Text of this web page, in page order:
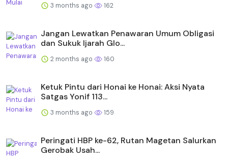
3 months ago 162
Jangan Lewatkan Penawaran Umum Obligasi
dan Sukuk Ijarah Glo...
2 months ago 160
Ketuk Pintu dari Honai ke Honai: Aksi Nyata
Satgas Yonif 113...
3 months ago 159
Peringati HBP ke-62, Rutan Magetan Salurkan
Gerobak Usah...